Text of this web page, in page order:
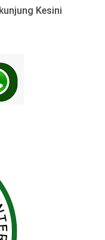
Kesini